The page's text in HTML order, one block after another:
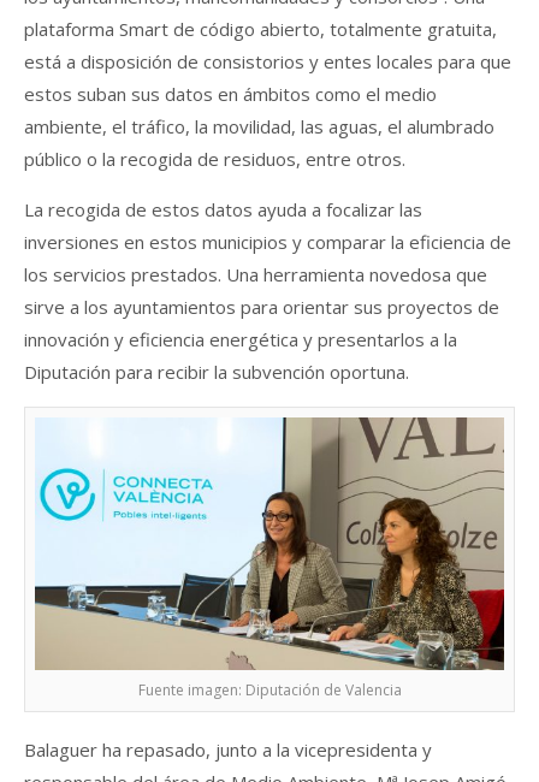
plataforma Smart de código abierto, totalmente gratuita,
está a disposición de consistorios y entes locales para que
estos suban sus datos en ámbitos como el medio
ambiente, el tráfico, la movilidad, las aguas, el alumbrado
público o la recogida de residuos, entre otros.
La recogida de estos datos ayuda a focalizar las
inversiones en estos municipios y comparar la eficiencia de
los servicios prestados. Una herramienta novedosa que
sirve a los ayuntamientos para orientar sus proyectos de
innovación y eficiencia energética y presentarlos a la
Diputación para recibir la subvención oportuna.
Fuente imagen: Diputación de Valencia
Balaguer ha repasado, junto a la vicepresidenta y